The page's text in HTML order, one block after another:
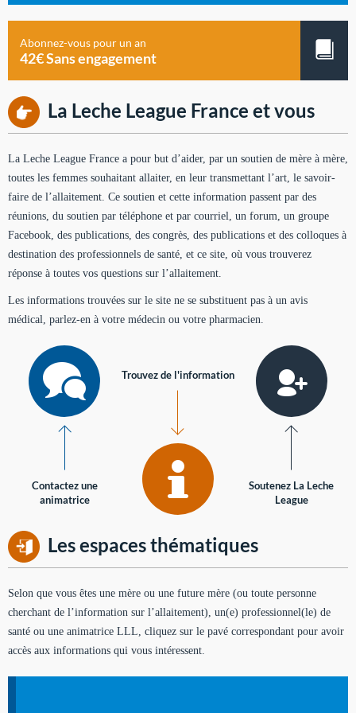
Abonnez-vous pour un an
42€ Sans engagement
La Leche League France et vous
La Leche League France a pour but d’aider, par un soutien de mère à mère,
toutes les femmes souhaitant allaiter, en leur transmettant l’art, le savoir-
faire de l’allaitement. Ce soutien et cette information passent par des
réunions, du soutien par téléphone et par courriel, un forum, un groupe
Facebook, des publications, des congrès, des publications et des colloques à
destination des professionnels de santé, et ce site, où vous trouverez
réponse à toutes vos questions sur l’allaitement.
Les informations trouvées sur le site ne se substituent pas à un avis
médical, parlez-en à votre médecin ou votre pharmacien.
Contactez une
animatrice
Trouvez de l'information
Soutenez La Leche
League
Les espaces thématiques
Selon que vous êtes une mère ou une future mère (ou toute personne
cherchant de l’information sur l’allaitement), un(e) professionnel(le) de
santé ou une animatrice LLL, cliquez sur le pavé correspondant pour avoir
accès aux informations qui vous intéressent.